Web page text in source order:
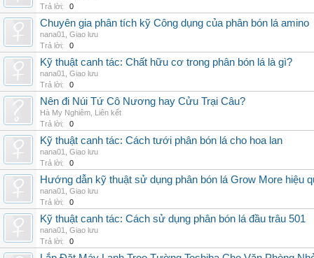
Trả lời:
0
Chuyên gia phân tích kỹ Công dụng của phân bón lá amino
nana01
Giao lưu
Trả lời:
0
Kỹ thuật canh tác: Chất hữu cơ trong phân bón lá là gì?
nana01
Giao lưu
Trả lời:
0
Nên đi Núi Tứ Cô Nương hay Cửu Trại Câu?
Hà My Nghiêm Liên kết
Trả lời:
0
Kỹ thuật canh tác: Cách tưới phân bón lá cho hoa lan
nana01
Giao lưu
Trả lời:
0
Hướng dẫn kỹ thuật sử dụng phân bón lá Grow More hiệu
nana01
Giao lưu
Trả lời:
0
Kỹ thuật canh tác: Cách sử dụng phân bón lá đầu trâu 501
nana01
Giao lưu
Trả lời:
0